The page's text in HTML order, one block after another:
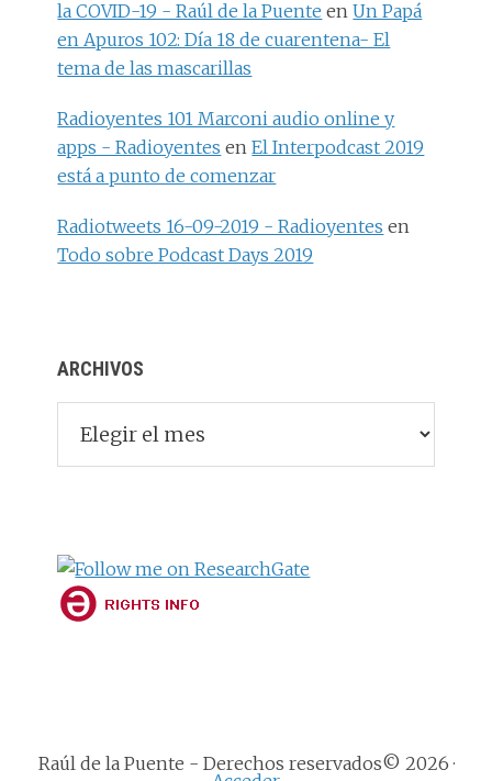
la COVID-19 - Raúl de la Puente enUn Papá
en Apuros 102: Día 18 de cuarentena- El
tema de las mascarillas
Radioyentes 101 Marconi audio online y
apps - Radioyentes enEl Interpodcast 2019
está a punto de comenzar
Radiotweets 16-09-2019 - Radioyentes en
Todo sobre Podcast Days 2019
ARCHIVOS
Raúl de la Puente - Derechos reservados© 2026 ·